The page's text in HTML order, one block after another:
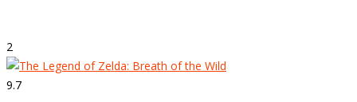
2
9.7